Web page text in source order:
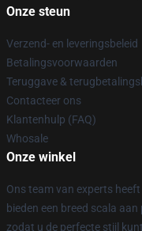
Onze steun
Verzend- en leveringsbeleid
Betalingsvoorwaarden
Teruggave &
Contacteer ons
Klantenhulp (FAQ)
Whosale
Onze winkel
Ons team van experts
bieden een breed scala
zodat u de perfecte stijl